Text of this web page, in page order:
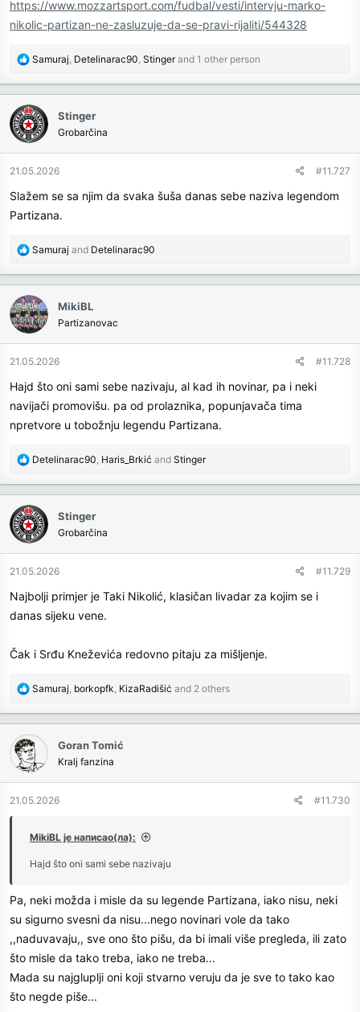
https://www.mozzartsport.com/fudbal/vesti/intervju-marko-
nikolic-partizan-ne-zasluzuje-da-se-pravi-rijaliti/544328
R
c
t
i
o
n
:
Samuraj, Detelinarac90, Stingerand 1 other person
Stinger
Grobarčina
21.05.2026 #11.727
Slažem se sa njim da svaka šuša danas sebe naziva legendom
Partizana.
R
c
t
i
o
n
:
Samuraj and Detelinarac90
MikiBL
Partizanovac
21.05.2026 #11.728
Hajd što oni sami sebe nazivaju, al kad ih novinar, pa i neki
navijači promovišu. pa od prolaznika, popunjavača tima
npretvore u tobožnju legendu Partizana.
R
c
t
i
o
n
:
Detelinarac90, Haris_Brkić and Stinger
Stinger
Grobarčina
21.05.2026 #11.729
Najbolji primjer je Taki Nikolić, klasičan livadar za kojim se i
danas sijeku vene.
Čak i Srđu Kneževića redovno pitaju za mišljenje.
R
c
t
i
o
n
Samuraj, borkopfk, KizaRadišiċ and 2 others
Goran Tomić
Kralj fanzina
21.05.2026 #11.730
MikiBL је написао(ла):
Hajd što oni sami sebe nazivaju
Pa, neki možda i misle da su legende Partizana, iako nisu, neki
su sigurno svesni da nisu...nego novinari vole da tako
,,naduvavaju,, sve ono što pišu, da bi imali više pregleda, ili zato
što misle da tako treba, iako ne treba...
Mada su najgluplji oni koji stvarno veruju da je sve to tako kao
što negde piše...